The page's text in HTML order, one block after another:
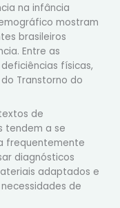
na infância
mostram
brasileiros
Entre as
físicas,
Transtorno do
de
tendem a se
frequentemente
diagnósticos
adaptados e
de